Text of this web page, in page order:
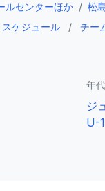
ルセンターほか / 松
スケジュール / チー
年
ジ
U-